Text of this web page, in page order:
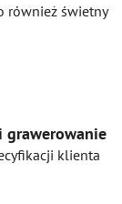
również świetny
grawerowanie
klienta